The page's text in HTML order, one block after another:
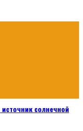
солнечной